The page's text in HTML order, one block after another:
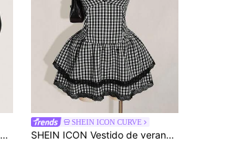
Sweetra Talla grande Vestido con cordón delantero ribete fruncido
SHEIN ICON CURVE
SHEIN ICON Vestido de verano para mujer talla grande con estampado de guinga, cuello con forma de corazón, mangas abullonadas y dobladillo con diseño de pastel en capas